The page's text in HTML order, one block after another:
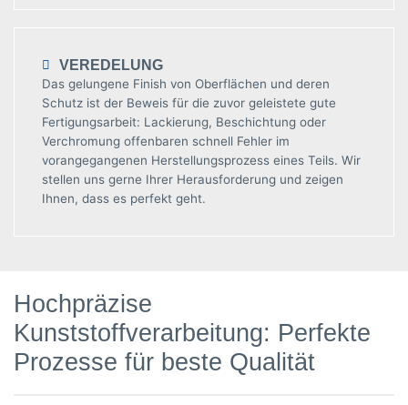
VEREDELUNG
Das gelungene Finish von Oberflächen und deren
Schutz ist der Beweis für die zuvor geleistete gute
Fertigungsarbeit: Lackierung, Beschichtung oder
Verchromung offenbaren schnell Fehler im
vorangegangenen Herstellungsprozess eines Teils. Wir
stellen uns gerne Ihrer Herausforderung und zeigen
Ihnen, dass es perfekt geht.
Hochpräzise
Kunststoffverarbeitung: Perfekte
Prozesse für beste Qualität